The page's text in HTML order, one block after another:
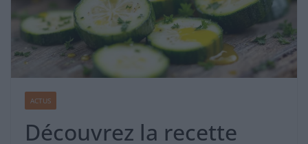
ACTUS
Découvrez la recette